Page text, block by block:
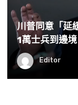
川普同意「延
1萬士兵到邊境
Editor